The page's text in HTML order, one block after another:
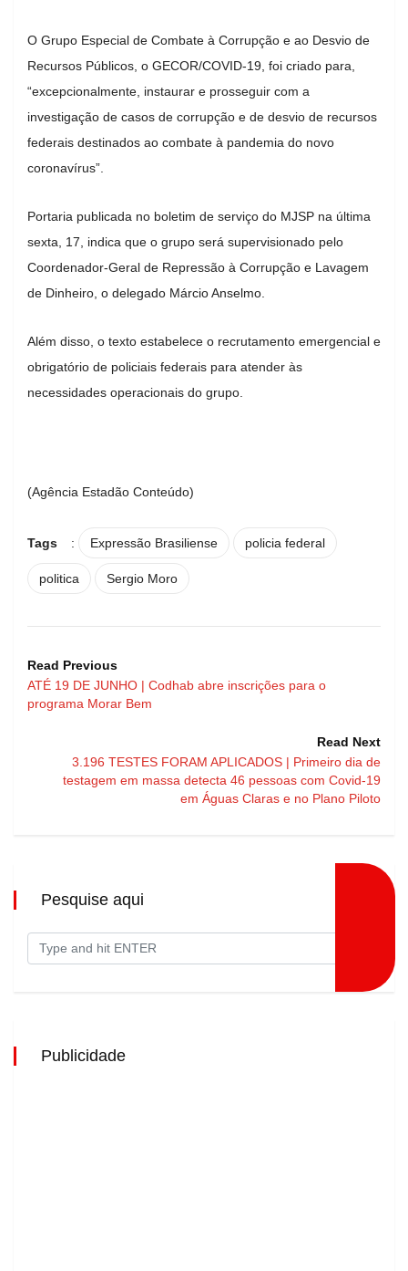
O Grupo Especial de Combate à Corrupção e ao Desvio de
Recursos Públicos, o GECOR/COVID-19, foi criado para,
“excepcionalmente, instaurar e prosseguir com a
investigação de casos de corrupção e de desvio de recursos
federais destinados ao combate à pandemia do novo
coronavírus”.
Portaria publicada no boletim de serviço do MJSP na última
sexta, 17, indica que o grupo será supervisionado pelo
Coordenador-Geral de Repressão à Corrupção e Lavagem
de Dinheiro, o delegado Márcio Anselmo.
Além disso, o texto estabelece o recrutamento emergencial e
obrigatório de policiais federais para atender às
necessidades operacionais do grupo.
(Agência Estadão Conteúdo)
Tags : Expressão Brasiliense policia federal
politica Sergio Moro
Read Previous
ATÉ 19 DE JUNHO | Codhab abre inscrições para o
programa Morar Bem
Read Next
3.196 TESTES FORAM APLICADOS | Primeiro dia de
testagem em massa detecta 46 pessoas com Covid-19
em Águas Claras e no Plano Piloto
Pesquise aqui
Publicidade